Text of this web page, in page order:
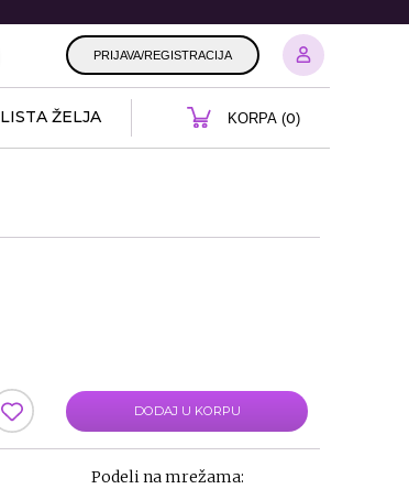
PRIJAVA/REGISTRACIJA
LISTA ŽELJA KORPA (0)
DODAJ U KORPU
Podeli na mrežama: